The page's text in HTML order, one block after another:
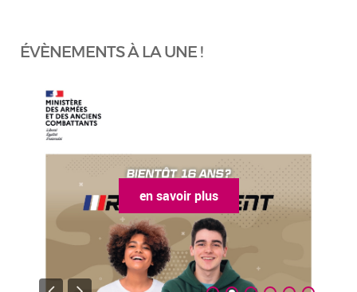
ÉVÈNEMENTS À LA UNE !
en savoir plus